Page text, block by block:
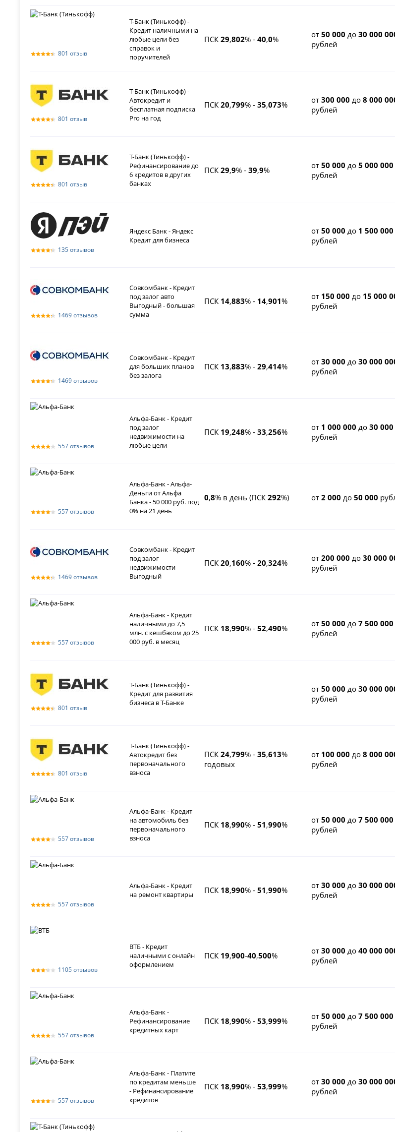
801 отзыв
Т-Банк (Тинькофф) -
Кредит наличными на
любые цели без
справок и
поручителей
ПСК 29,802% - 40,0% от50 000 до30 000
рублей
801 отзыв
Т-Банк (Тинькофф) -
Автокредит и
бесплатная подписка
Pro на год
ПСК 20,799% - 35,073% от300 000 до8 000
рублей
801 отзыв
Т-Банк (Тинькофф) -
Рефинансирование до
6 кредитов в других
банках
ПСК 29,9% - 39,9% от50 000 до5 000 000
рублей
135 отзывов
Яндекс Банк - Яндекс
Кредит для бизнеса
от50 000 до 1 500
рублей
1469 отзывов
Совкомбанк - Кредит
под залог авто
Выгодный - большая
сумма
ПСК 14,883% - 14,901% от 150 000 до 15 000
рублей
1469 отзывов
Совкомбанк - Кредит
для больших планов
без залога
ПСК 13,883% - 29,414% от30 000 до30 000
рублей
557 отзывов
Альфа-Банк - Кредит
под залог
недвижимости на
любые цели
ПСК 19,248% - 33,256% от 1 000 000 до30
рублей
557 отзывов
Альфа-Банк - Альфа-
Деньги от Альфа
Банка - 50 000 руб. под
0% на 21 день
0,8% в день (ПСК 292%) от2 000 до50 000
1469 отзывов
Совкомбанк - Кредит
под залог
недвижимости
Выгодный
ПСК 20,160% - 20,324% от200 000 до30 000
рублей
557 отзывов
Альфа-Банк - Кредит
наличными до 7,5
млн. с кешбэком до 25
000 руб. в месяц
ПСК 18,990% - 52,490% от50 000 до7 500 000
рублей
801 отзыв
Т-Банк (Тинькофф) -
Кредит для развития
бизнеса в Т-Банке
от50 000 до30 000
рублей
801 отзыв
Т-Банк (Тинькофф) -
Автокредит без
первоначального
взноса
ПСК 24,799% - 35,613%
годовых
от 100 000 до8 000
рублей
557 отзывов
Альфа-Банк - Кредит
на автомобиль без
первоначального
взноса
ПСК 18,990% - 51,990% от50 000 до7 500 000
рублей
557 отзывов
Альфа-Банк - Кредит
на ремонт квартиры
ПСК 18,990% - 51,990% от30 000 до30 000
рублей
1105 отзывов
ВТБ - Кредит
наличными с онлайн
оформлением
ПСК 19,900-40,500% от30 000 до40 000
рублей
557 отзывов
Альфа-Банк -
Рефинансирование
кредитных карт
ПСК 18,990% - 53,999% от50 000 до7 500 000
рублей
557 отзывов
Альфа-Банк - Платите
по кредитам меньше
- Рефинансирование
кредитов
ПСК 18,990% - 53,999% от30 000 до30 000
рублей